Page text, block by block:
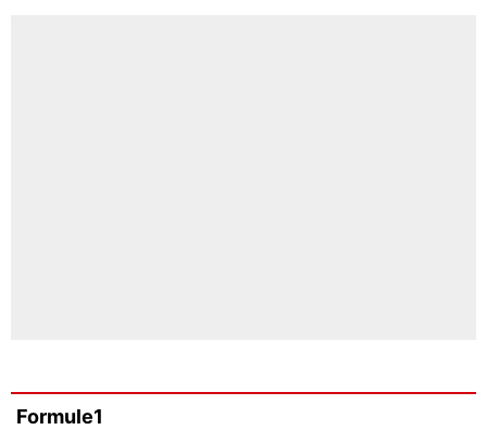
Formule1